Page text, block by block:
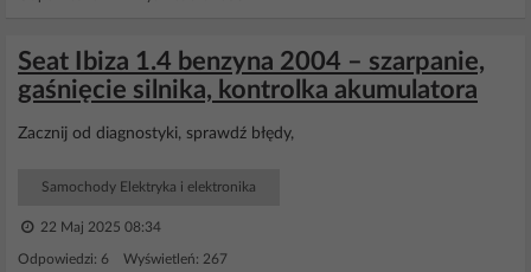
Seat Ibiza 1.4 benzyna 2004 – szarpanie,
gaśnięcie silnika, kontrolka akumulatora
Zacznij od diagnostyki, sprawdź błędy,
Samochody Elektryka i elektronika
22 Maj 2025 08:34
Odpowiedzi: 6 Wyświetleń: 267